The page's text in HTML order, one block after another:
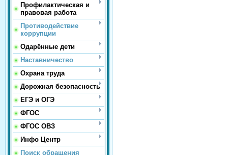
Профилактическая и
правовая работа
Противодействие
коррупции
Одарённые дети
Наставничество
Охрана труда
Дорожная безопасность
ЕГЭ и ОГЭ
ФГОС
ФГОС ОВЗ
Инфо Центр
Поиск обращения